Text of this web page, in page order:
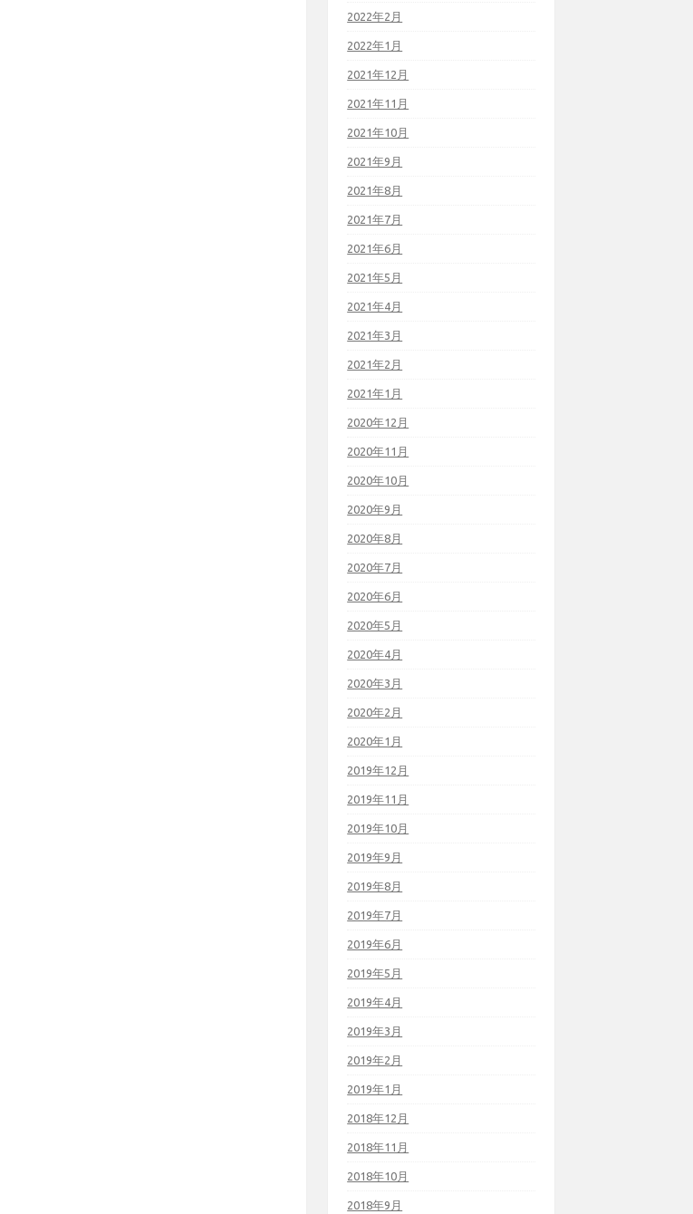
2022年2月
2022年1月
2021年12月
2021年11月
2021年10月
2021年9月
2021年8月
2021年7月
2021年6月
2021年5月
2021年4月
2021年3月
2021年2月
2021年1月
2020年12月
2020年11月
2020年10月
2020年9月
2020年8月
2020年7月
2020年6月
2020年5月
2020年4月
2020年3月
2020年2月
2020年1月
2019年12月
2019年11月
2019年10月
2019年9月
2019年8月
2019年7月
2019年6月
2019年5月
2019年4月
2019年3月
2019年2月
2019年1月
2018年12月
2018年11月
2018年10月
2018年9月